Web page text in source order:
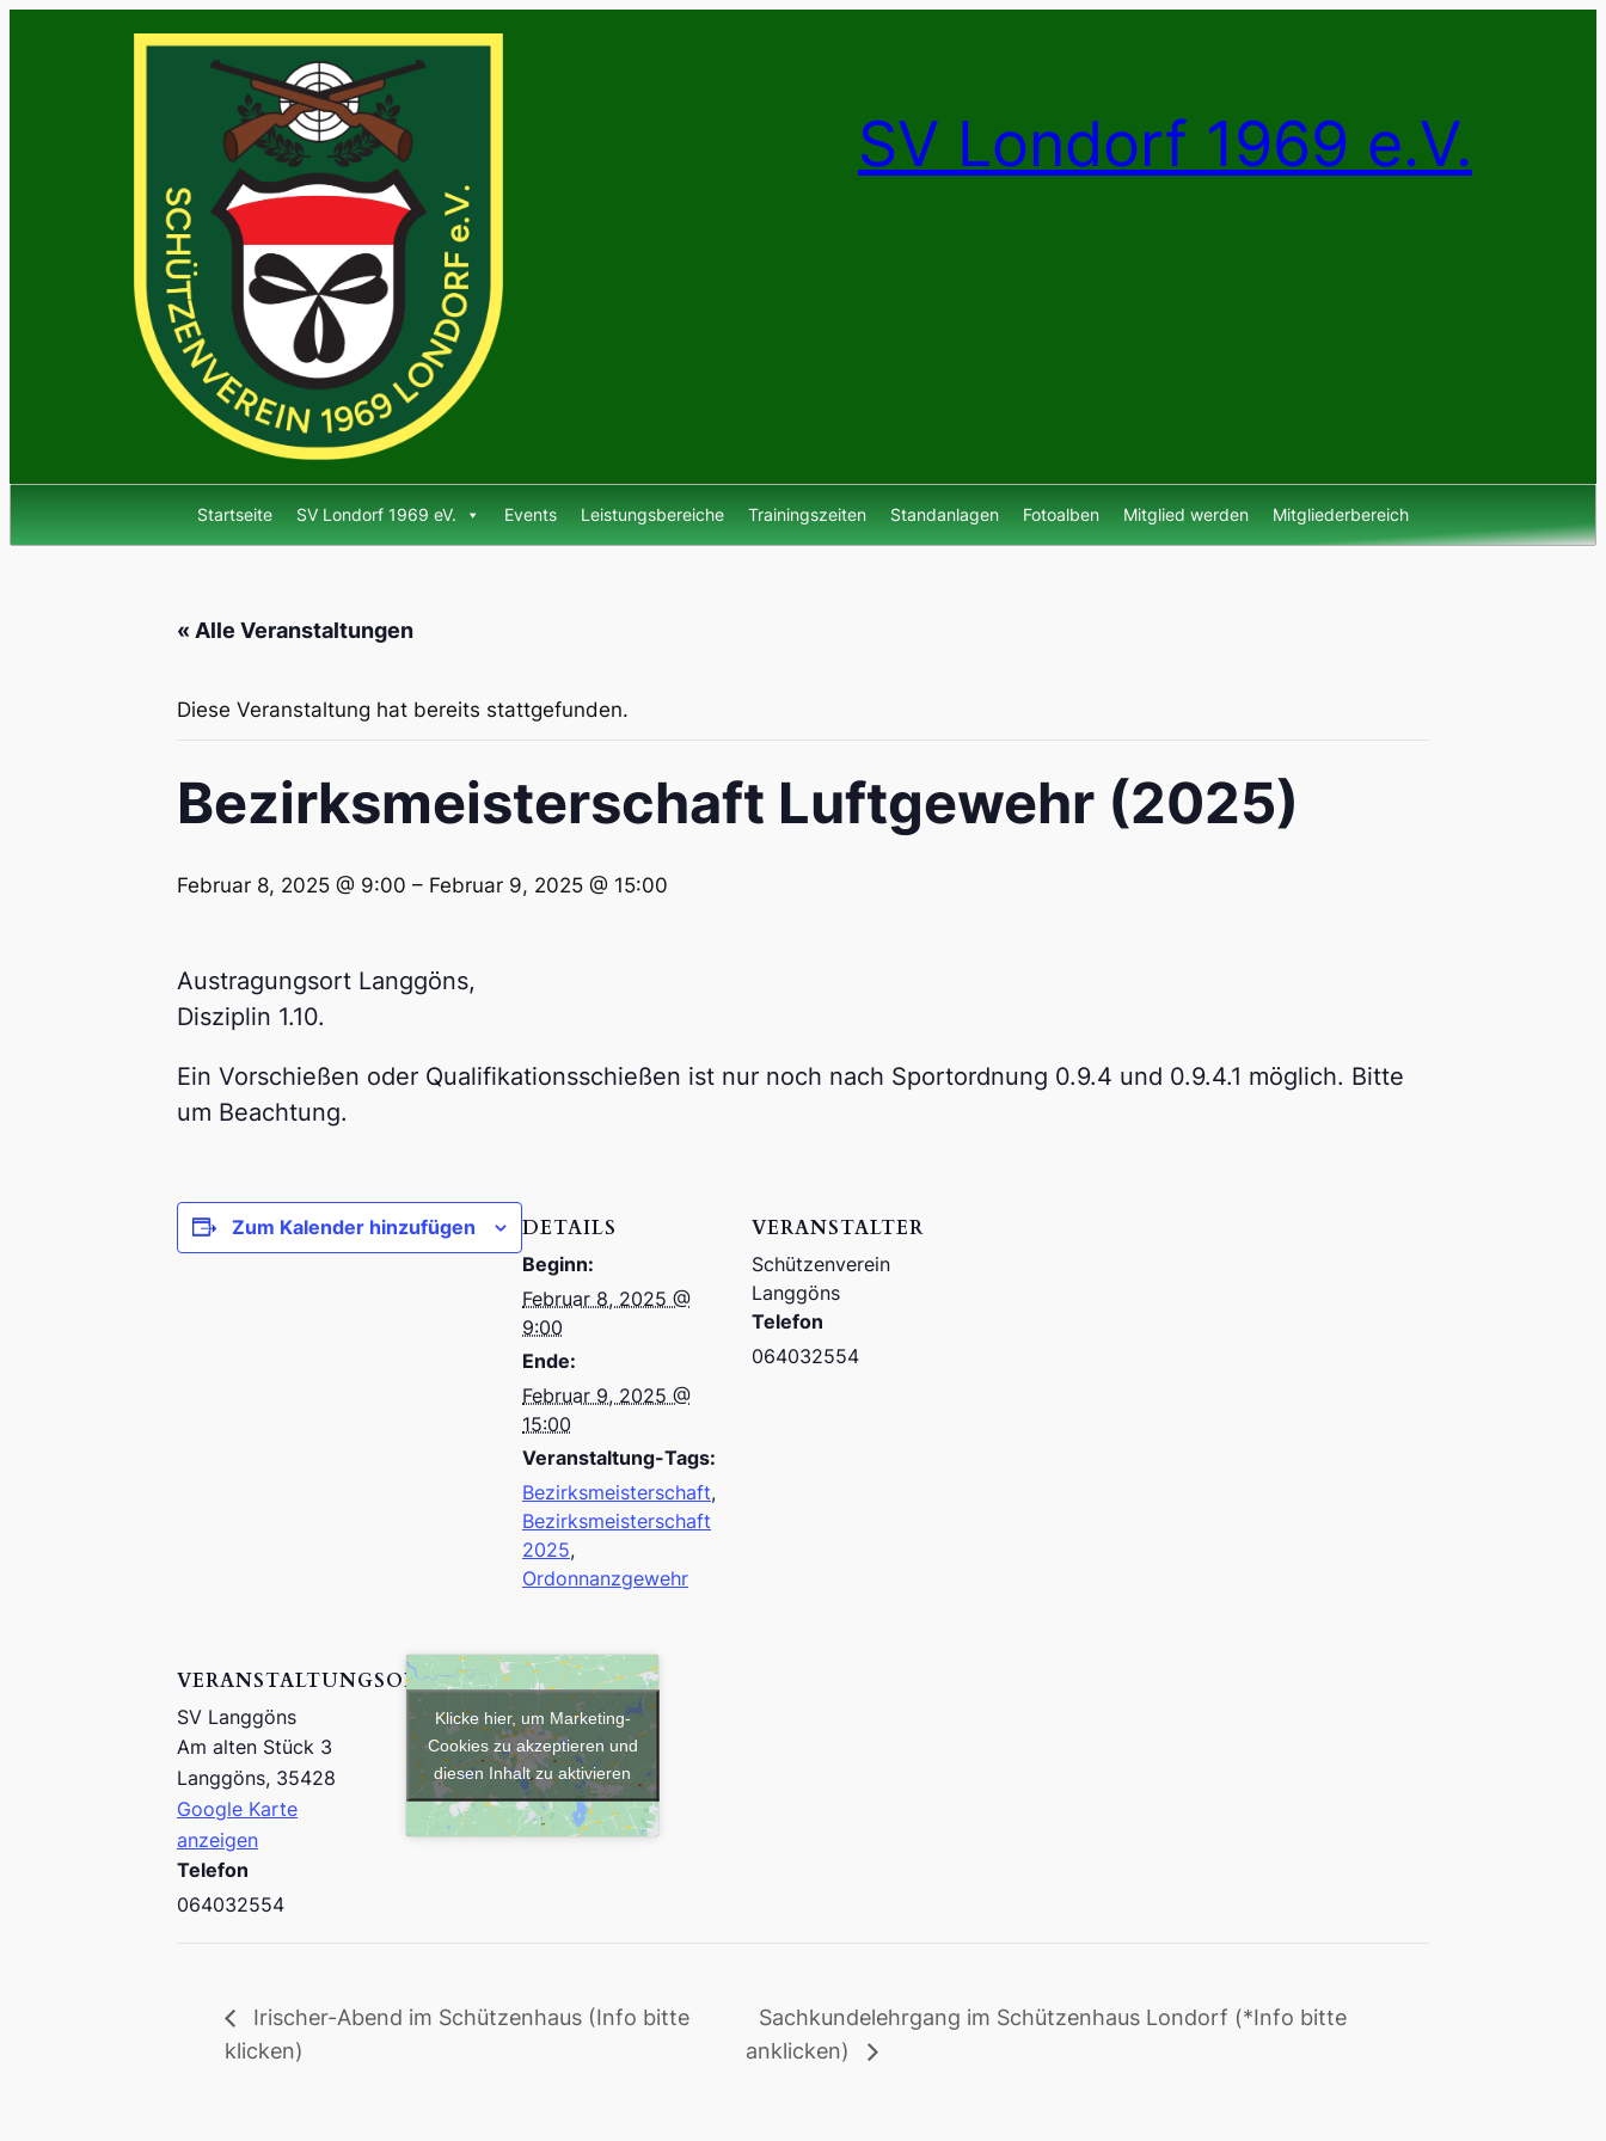
SV Londorf 1969 e.V.
Startseite SV Londorf 1969 eV. Events Leistungsbereiche Trainingszeiten Standanlagen Fotoalben Mitglied werden Mitgliederbereich
« Alle Veranstaltungen
Diese Veranstaltung hat bereits stattgefunden.
Bezirksmeisterschaft Luftgewehr (2025)
Februar 8, 2025 @ 9:00 – Februar 9, 2025 @ 15:00
Austragungsort Langgöns,
Disziplin 1.10.
Ein Vorschießen oder Qualifikationsschießen ist nur noch nach Sportordnung 0.9.4 und 0.9.4.1 möglich. Bitte
um Beachtung.
Zum Kalender hinzufügen DETAILS
Beginn:
Februar 8, 2025 @
9:00
Ende:
Februar 9, 2025 @
15:00
Veranstaltung-Tags:
Bezirksmeisterschaft,
Bezirksmeisterschaft
2025,
Ordonnanzgewehr
VERANSTALTER
Schützenverein
Langgöns
Telefon
064032554
VERANSTALTUNGSORT
SV Langgöns
Am alten Stück 3
Langgöns, 35428
Google Karte
anzeigen
Telefon
064032554
Klicke hier, um Marketing-
Cookies zu akzeptieren und
diesen Inhalt zu aktivieren
Irischer-Abend im Schützenhaus (Info bitte
klicken)
Sachkundelehrgang im Schützenhaus Londorf (*Info bitte
anklicken)